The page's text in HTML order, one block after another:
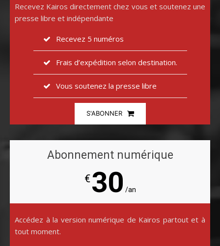
Recevez Kairos directement chez vous et soutenez une
presse libre et indépendante
Recevez 5 numéros
Frais d’expédition selon destination.
Vous soutenez la presse libre
S'ABONNER
Abonnement numérique
€30 /an
Accédez à la version numérique de Kairos partout et à
tout moment.